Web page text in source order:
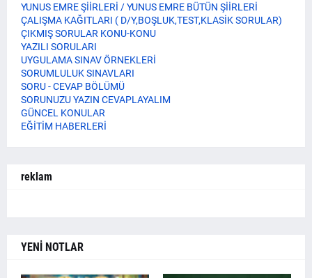
YUNUS EMRE ŞİİRLERİ / YUNUS EMRE BÜTÜN ŞİİRLERİ
ÇALIŞMA KAĞITLARI ( D/Y,BOŞLUK,TEST,KLASİK SORULAR)
ÇIKMIŞ SORULAR KONU-KONU
YAZILI SORULARI
UYGULAMA SINAV ÖRNEKLERİ
SORUMLULUK SINAVLARI
SORU - CEVAP BÖLÜMÜ
SORUNUZU YAZIN CEVAPLAYALIM
GÜNCEL KONULAR
EĞİTİM HABERLERİ
reklam
YENİ NOTLAR